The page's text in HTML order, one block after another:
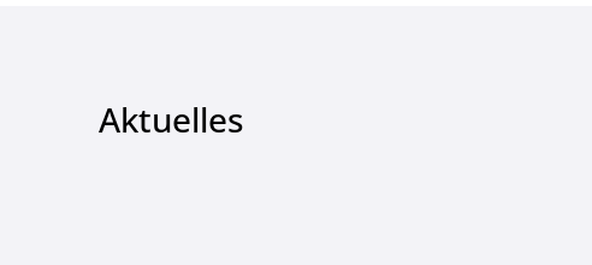
Aktuelles